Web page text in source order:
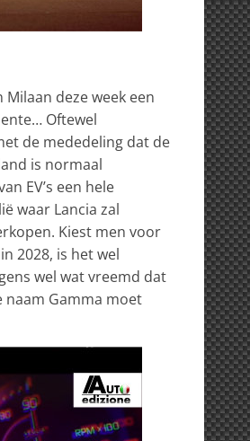
deze week een
Oftewel
de mededeling dat de
is normaal
EV’s een hele
waar Lancia zal
Kiest men voor
2028, is het wel
wel wat vreemd dat
naam Gamma moet